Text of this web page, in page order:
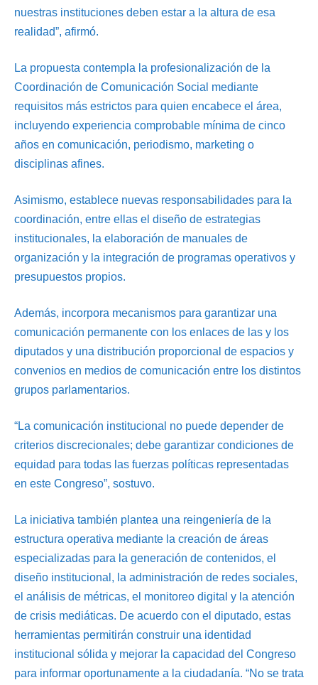
nuestras instituciones deben estar a la altura de esa
realidad”, afirmó.
La propuesta contempla la profesionalización de la
Coordinación de Comunicación Social mediante
requisitos más estrictos para quien encabece el área,
incluyendo experiencia comprobable mínima de cinco
años en comunicación, periodismo, marketing o
disciplinas afines.
Asimismo, establece nuevas responsabilidades para la
coordinación, entre ellas el diseño de estrategias
institucionales, la elaboración de manuales de
organización y la integración de programas operativos y
presupuestos propios.
Además, incorpora mecanismos para garantizar una
comunicación permanente con los enlaces de las y los
diputados y una distribución proporcional de espacios y
convenios en medios de comunicación entre los distintos
grupos parlamentarios.
“La comunicación institucional no puede depender de
criterios discrecionales; debe garantizar condiciones de
equidad para todas las fuerzas políticas representadas
en este Congreso”, sostuvo.
La iniciativa también plantea una reingeniería de la
estructura operativa mediante la creación de áreas
especializadas para la generación de contenidos, el
diseño institucional, la administración de redes sociales,
el análisis de métricas, el monitoreo digital y la atención
de crisis mediáticas. De acuerdo con el diputado, estas
herramientas permitirán construir una identidad
institucional sólida y mejorar la capacidad del Congreso
para informar oportunamente a la ciudadanía. “No se trata